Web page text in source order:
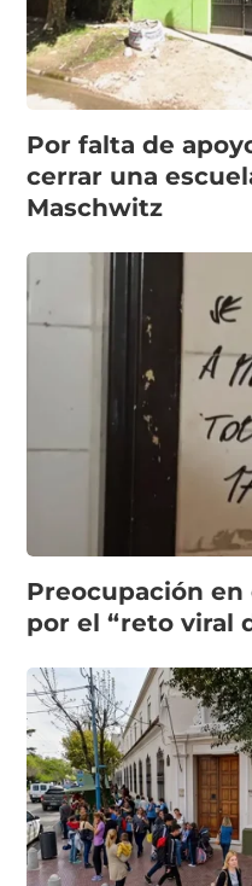
Por falta de
cerrar una
Maschwitz
Preocupación en
por el “reto viral